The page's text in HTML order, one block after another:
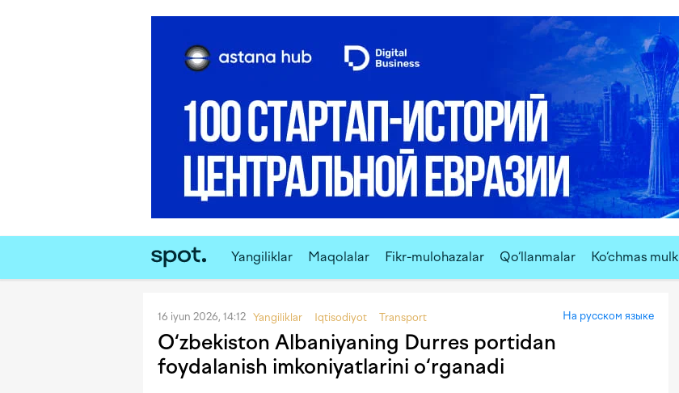
Yangiliklar Maqolalar Fikr-mulohazalar Qo‘llanmalar Ko‘chmas mulk
16 iyun 2026, 14:12 Yangiliklar Iqtisodiyot Transport На русском языке
O‘zbekiston Albaniyaning Durres portidan
foydalanish imkoniyatlarini o‘rganadi